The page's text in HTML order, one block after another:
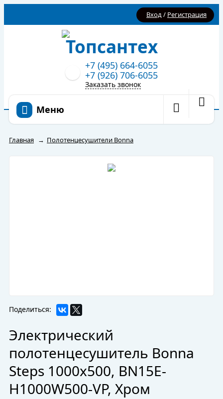
Вход/ Регистрация
+7 (495) 664-6055
+7 (926) 706-6055
Заказать звонок
Меню
Главная → Полотенцесушители Bonna
Поделиться:
Электрический
полотенцесушитель Bonna
Steps 1000x500, BN15E-
H1000W500-VP, Хром